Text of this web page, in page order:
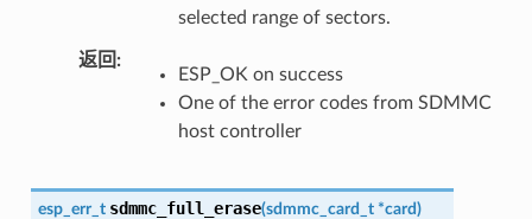
selected range of sectors.
返回
ESP_OK on success
One of the error codes from SDMMC
host controller
esp_err_t sdmmc_full_erase(sdmmc_card_t *card)